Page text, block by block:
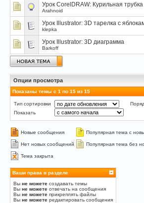
Урок CorelDRAW: Курильная трубка
Arahnoid
Урок Illustrator: 3D тарелка с
klepka
Урок Illustrator: 3D диаграмма
Barkoff
Опции просмотра
Показаны темы с 1 по 15 из 15
Тип сортировки
Показать
Новые сообщения Популярная тема с
Нет новых сообщений Популярная тема без
Тема закрыта
Ваши права в разделе
Вы не можете создавать темы
Вы не можете отвечать на сообщения
Вы не можете прикреплять файлы
Вы не можете редактировать сообщения